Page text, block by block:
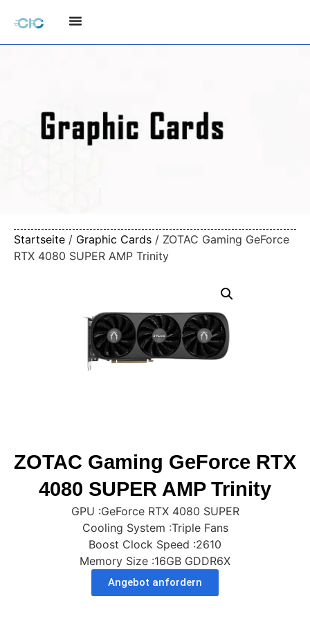
Startseite / Graphic Cards / ZOTAC Gaming GeForce
RTX 4080 SUPER AMP Trinity
ZOTAC Gaming GeForce RTX
4080 SUPER AMP Trinity
GPU :GeForce RTX 4080 SUPER
Cooling System :Triple Fans
Boost Clock Speed :2610
Memory Size :16GB GDDR6X
Angebot anfordern